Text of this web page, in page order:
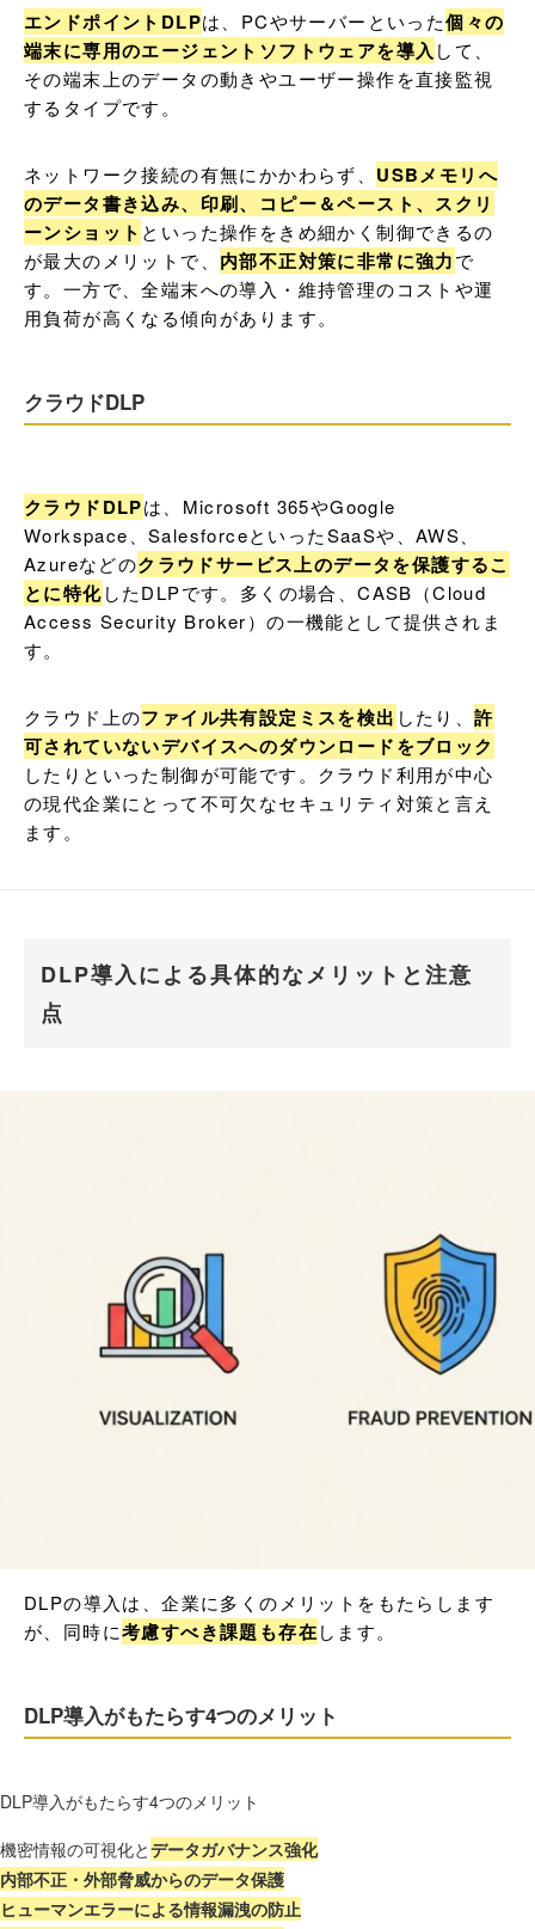
エンドポイントDLPは、PCやサーバーといった個々の
端末に専用のエージェントソフトウェアを導入 して、
その端末上のデータの動きやユーザー操作を直接監視
するタイプです。
ネットワーク接続の有無にかかわらず、 USBメモリへ
のデータ書き込み、印刷、コピー＆ペースト、スクリ
ーンショット といった操作をきめ細かく制御できるの
が最大のメリットで、 内部不正対策に非常に強力で
す。一方で、全端末への導入・維持管理のコストや運
用負荷が高くなる傾向があります。
クラウドDLP
クラウドDLPは、Microsoft 365やGoogle
Workspace、SalesforceといったSaaSや、AWS、
Azureなどのクラウドサービス上のデータを保護するこ
とに特化したDLPです。多くの場合、CASB（Cloud
Access Security Broker）の一機能として提供されま
す。
クラウド上のファイル共有設定ミスを検出 したり、許
可されていないデバイスへのダウンロードをブロック
したりといった制御が可能です。クラウド利用が中心
の現代企業にとって不可欠なセキュリティ対策と言え
ます。
DLP導入による具体的なメリットと注意
点
DLPの導入は、企業に多くのメリットをもたらします
が、同時に考慮すべき課題も存在します。
DLP導入がもたらす4つのメリット
DLP導入がもたらす4つのメリット
機密情報の可視化とデータガバナンス強化
内部不正・外部脅威からのデータ保護
ヒューマンエラーによる情報漏洩の防止